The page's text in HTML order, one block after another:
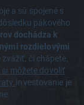
a sú spojené s
pákového
dochádza k
rozdielovými
zvážiť, či chápete,
môžete dovoliť
Investovanie je